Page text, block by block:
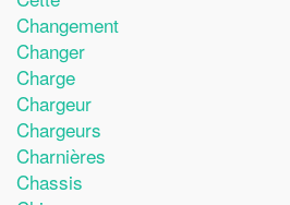
Changement
Changer
Charge
Chargeur
Chargeurs
Charnières
Chassis